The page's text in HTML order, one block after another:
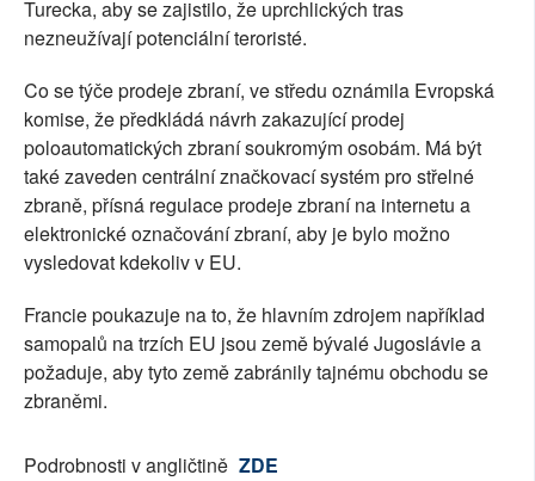
Turecka, aby se zajistilo, že uprchlických tras
nezneužívají potenciální teroristé.
Co se týče prodeje zbraní, ve středu oznámila Evropská
komise, že předkládá návrh zakazující prodej
poloautomatických zbraní soukromým osobám. Má být
také zaveden centrální značkovací systém pro střelné
zbraně, přísná regulace prodeje zbraní na internetu a
elektronické označování zbraní, aby je bylo možno
vysledovat kdekoliv v EU.
Francie poukazuje na to, že hlavním zdrojem například
samopalů na trzích EU jsou země bývalé Jugoslávie a
požaduje, aby tyto země zabránily tajnému obchodu se
zbraněmi.
Podrobnosti v angličtině ZDE